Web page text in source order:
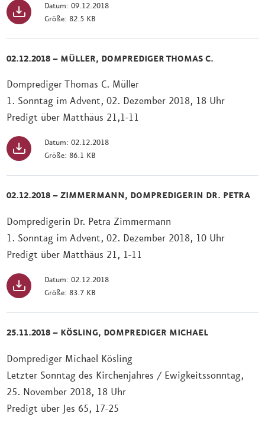
Datum: 09.12.2018
Größe: 82.5 KB
02.12.2018 – MÜLLER, DOMPREDIGER THOMAS C.
Domprediger Thomas C. Müller
1. Sonntag im Advent, 02. Dezember 2018, 18 Uhr
Predigt über Matthäus 21,1-11
Datum: 02.12.2018
Größe: 86.1 KB
02.12.2018 – ZIMMERMANN, DOMPREDIGERIN DR. PETRA
Dompredigerin Dr. Petra Zimmermann
1. Sonntag im Advent, 02. Dezember 2018, 10 Uhr
Predigt über Matthäus 21, 1-11
Datum: 02.12.2018
Größe: 83.7 KB
25.11.2018 – KÖSLING, DOMPREDIGER MICHAEL
Domprediger Michael Kösling
Letzter Sonntag des Kirchenjahres / Ewigkeitssonntag,
25. November 2018, 18 Uhr
Predigt über Jes 65, 17-25